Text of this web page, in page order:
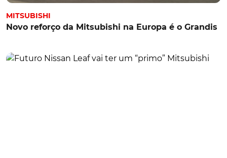
MITSUBISHI
Novo reforço da Mitsubishi na Europa é o Grandis